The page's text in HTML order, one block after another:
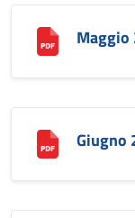
Maggio
Giugno